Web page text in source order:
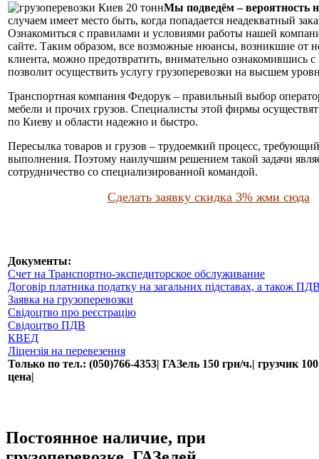
Мы подведём – вероятность
случаем имеет место быть, когда попадается неадекватный
Ознакомиться с правилами и условиями работы нашей
сайте. Таким образом, все возможные нюансы, возникшие от
клиента, можно предотвратить, внимательно ознакомившись
позволит осуществить услугу грузоперевозки на высшем
Транспортная компания Федорук – правильный выбор
мебели и прочих грузов. Специалисты этой фирмы осуществят
по Киеву и области надежно и быстро.
Пересылка товаров и грузов – трудоемкий процесс,
выполнения. Поэтому наилучшим решением такой задачи
сотрудничество со специализированной командой.
Сделать заявку скидка 3% жми сюда
Документы:
Счет на Транспортно-экспедиторское обслуживание
Договір платника податку на загальних підставах, а також
Заявка на грузоперевозки
Свідоцтво про реєстрацію
Свідоцтво ПДВ
КВЕД
Ліцензія на перевезення
Только по тел.: (050)766-4353| ГАЗель 150 грн/ч.| грузчик
цена|
Постоянное наличие, при